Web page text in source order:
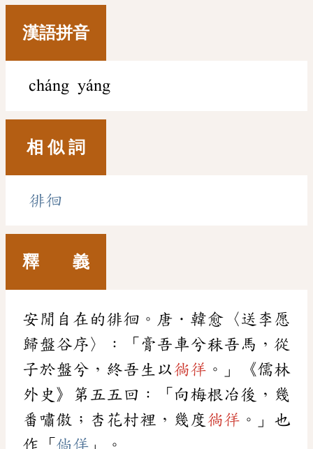
漢語拼音
cháng yáng
相 似 詞
徘徊
釋 義
安閒自在的徘徊。唐．韓愈〈送李愿
歸盤谷序〉：「膏吾車兮秣吾馬，從
子於盤兮，終吾生以徜徉 。」《儒林
外史》第五五回：「向梅根冶後，幾
番嘯傲；杏花村裡，幾度 徜徉 。」也
作「 倘佯 」。